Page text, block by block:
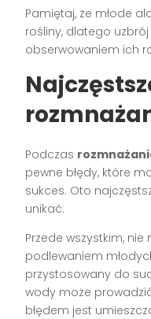
Pamiętaj, że młode
rośliny, dlatego
obserwowaniem ich
Podczas
pewne błędy, które
sukces. Oto
unikać:
Przede wszystkim,
podlewaniem
przystosowany do
wody może
błędem jest